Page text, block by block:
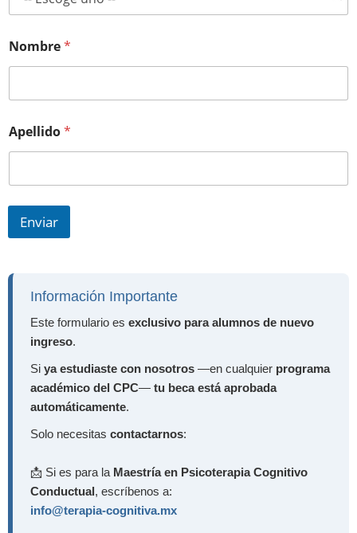
Nombre*
Apellido*
Enviar
Información Importante
Este formulario es exclusivo para alumnos de nuevo
ingreso.
Si ya estudiaste con nosotros —en cualquier programa
académico del CPC— tu beca está aprobada
automáticamente.
Solo necesitas contactarnos:
📩 Si es para la Maestría en Psicoterapia Cognitivo
Conductual, escríbenos a:
info@terapia-cognitiva.mx